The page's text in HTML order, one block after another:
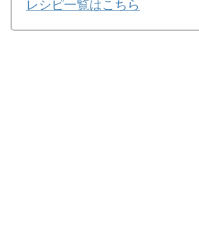
レシピ一覧はこちら